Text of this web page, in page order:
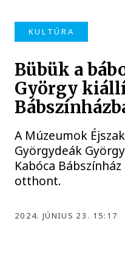
KULTÚRA
Bübük a
György
A Múzeumok
Györgydeák
Kabóca
otthont.
2024. JÚNIUS 23. 15:17